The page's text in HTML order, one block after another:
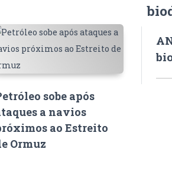
sobe após
a navios
ao Estreito
Ormuz